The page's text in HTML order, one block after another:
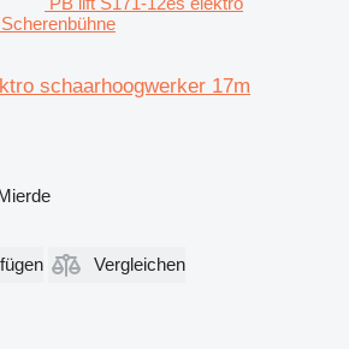
schaarhoogwerker 17m
Vergleichen